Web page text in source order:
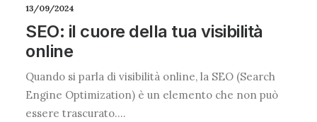
13/09/2024
SEO: il cuore della tua visibilità
online
Quando si parla di visibilità online, la SEO (Search
Engine Optimization) è un elemento che non può
essere trascurato.…